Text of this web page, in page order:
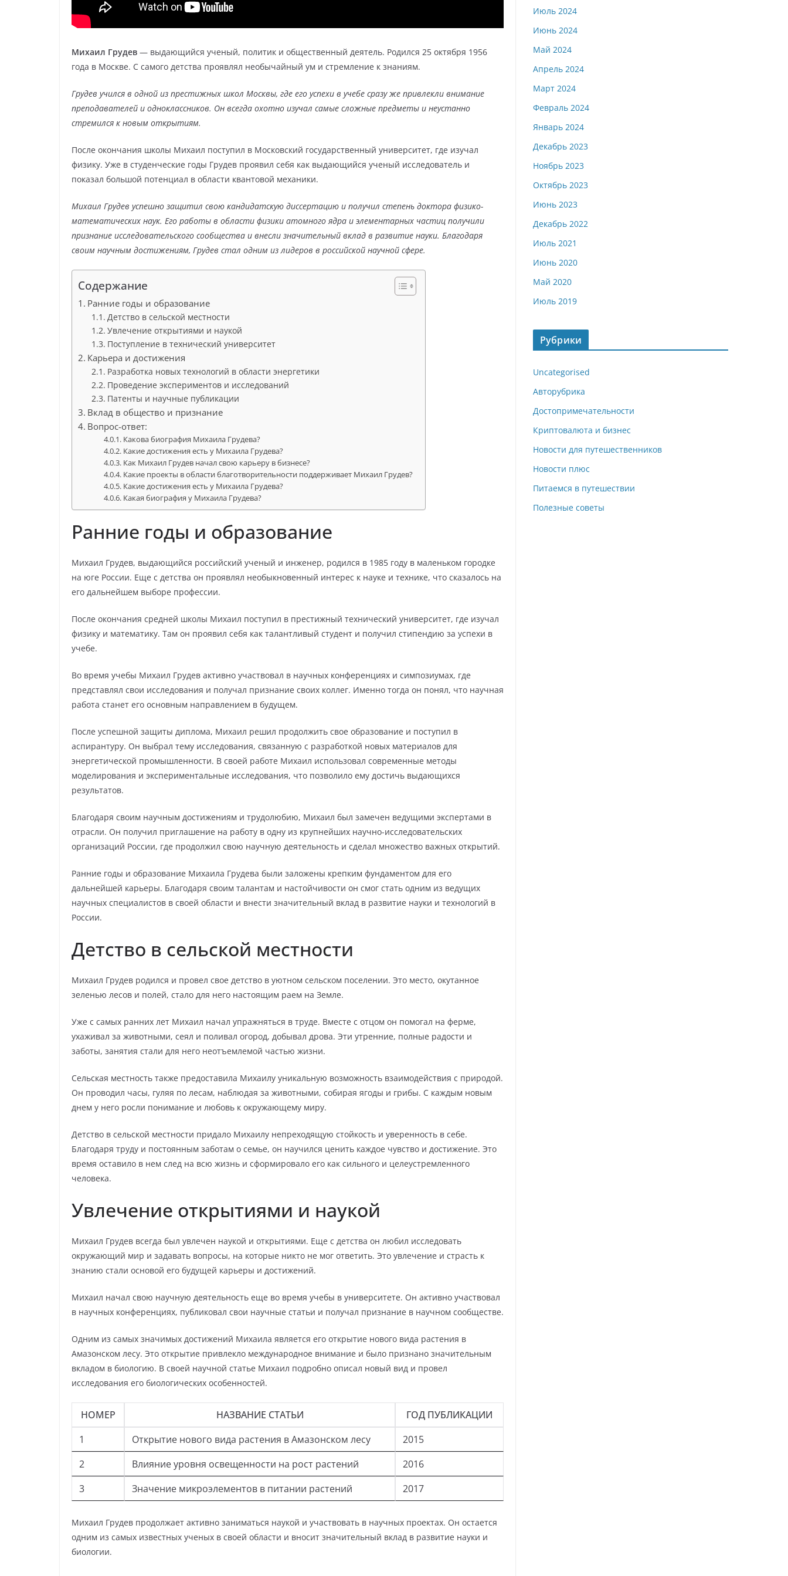
Михаил Грудев — выдающийся ученый, политик и общественный деятель. Родился 25 октября 1956
года в Москве. С самого детства проявлял необычайный ум и стремление к знаниям.
Грудев учился в одной из престижных школ Москвы, где его успехи в учебе сразу же привлекли внимание
преподавателей и одноклассников. Он всегда охотно изучал самые сложные предметы и неустанно
стремился к новым открытиям.
После окончания школы Михаил поступил в Московский государственный университет, где изучал
физику. Уже в студенческие годы Грудев проявил себя как выдающийся ученый исследователь и
показал большой потенциал в области квантовой механики.
Михаил Грудев успешно защитил свою кандидатскую диссертацию и получил степень доктора физико-
математических наук. Его работы в области физики атомного ядра и элементарных частиц получили
признание исследовательского сообщества и внесли значительный вклад в развитие науки. Благодаря
своим научным достижениям, Грудев стал одним из лидеров в российской научной сфере.
Содержание
Ранние годы и образование
Детство в сельской местности
Увлечение открытиями и наукой
Поступление в технический университет
Карьера и достижения
Разработка новых технологий в области энергетики
Проведение экспериментов и исследований
Патенты и научные публикации
Вклад в общество и признание
Вопрос-ответ:
Какова биография Михаила Грудева?
Какие достижения есть у Михаила Грудева?
Как Михаил Грудев начал свою карьеру в бизнесе?
Какие проекты в области благотворительности поддерживает Михаил Грудев?
Какие достижения есть у Михаила Грудева?
Какая биография у Михаила Грудева?
Ранние годы и образование
Михаил Грудев, выдающийся российский ученый и инженер, родился в 1985 году в маленьком городке
на юге России. Еще с детства он проявлял необыкновенный интерес к науке и технике, что сказалось на
его дальнейшем выборе профессии.
После окончания средней школы Михаил поступил в престижный технический университет, где изучал
физику и математику. Там он проявил себя как талантливый студент и получил стипендию за успехи в
учебе.
Во время учебы Михаил Грудев активно участвовал в научных конференциях и симпозиумах, где
представлял свои исследования и получал признание своих коллег. Именно тогда он понял, что научная
работа станет его основным направлением в будущем.
После успешной защиты диплома, Михаил решил продолжить свое образование и поступил в
аспирантуру. Он выбрал тему исследования, связанную с разработкой новых материалов для
энергетической промышленности. В своей работе Михаил использовал современные методы
моделирования и экспериментальные исследования, что позволило ему достичь выдающихся
результатов.
Благодаря своим научным достижениям и трудолюбию, Михаил был замечен ведущими экспертами в
отрасли. Он получил приглашение на работу в одну из крупнейших научно-исследовательских
организаций России, где продолжил свою научную деятельность и сделал множество важных открытий.
Ранние годы и образование Михаила Грудева были заложены крепким фундаментом для его
дальнейшей карьеры. Благодаря своим талантам и настойчивости он смог стать одним из ведущих
научных специалистов в своей области и внести значительный вклад в развитие науки и технологий в
России.
Детство в сельской местности
Михаил Грудев родился и провел свое детство в уютном сельском поселении. Это место, окутанное
зеленью лесов и полей, стало для него настоящим раем на Земле.
Уже с самых ранних лет Михаил начал упражняться в труде. Вместе с отцом он помогал на ферме,
ухаживал за животными, сеял и поливал огород, добывал дрова. Эти утренние, полные радости и
заботы, занятия стали для него неотъемлемой частью жизни.
Сельская местность также предоставила Михаилу уникальную возможность взаимодействия с природой.
Он проводил часы, гуляя по лесам, наблюдая за животными, собирая ягоды и грибы. С каждым новым
днем у него росли понимание и любовь к окружающему миру.
Детство в сельской местности придало Михаилу непреходящую стойкость и уверенность в себе.
Благодаря труду и постоянным заботам о семье, он научился ценить каждое чувство и достижение. Это
время оставило в нем след на всю жизнь и сформировало его как сильного и целеустремленного
человека.
Увлечение открытиями и наукой
Михаил Грудев всегда был увлечен наукой и открытиями. Еще с детства он любил исследовать
окружающий мир и задавать вопросы, на которые никто не мог ответить. Это увлечение и страсть к
знанию стали основой его будущей карьеры и достижений.
Михаил начал свою научную деятельность еще во время учебы в университете. Он активно участвовал
в научных конференциях, публиковал свои научные статьи и получал признание в научном сообществе.
Одним из самых значимых достижений Михаила является его открытие нового вида растения в
Амазонском лесу. Это открытие привлекло международное внимание и было признано значительным
вкладом в биологию. В своей научной статье Михаил подробно описал новый вид и провел
исследования его биологических особенностей.
НОМЕР НАЗВАНИЕ СТАТЬИ
ГОД ПУБЛИКАЦИИ
1
Открытие нового вида растения в Амазонском лесу
2015
2
Влияние уровня освещенности на рост растений
2016
3
Значение микроэлементов в питании растений 2017
Михаил Грудев продолжает активно заниматься наукой и участвовать в научных проектах. Он остается
одним из самых известных ученых в своей области и вносит значительный вклад в развитие науки и
биологии.
Июль 2024
Июнь 2024
Май 2024
Апрель 2024
Март 2024
Февраль 2024
Январь 2024
Декабрь 2023
Ноябрь 2023
Октябрь 2023
Июнь 2023
Декабрь 2022
Июль 2021
Июнь 2020
Май 2020
Июль 2019
Рубрики
Uncategorised
Авторубрика
Достопримечательности
Криптовалюта и бизнес
Новости для путешественников
Новости плюс
Питаемся в путешествии
Полезные советы